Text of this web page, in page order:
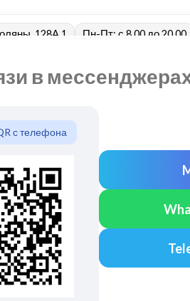
в
с телефона
128А 1 Пн-Пт: с 8.00 до 20.00
БРЕНДЫ